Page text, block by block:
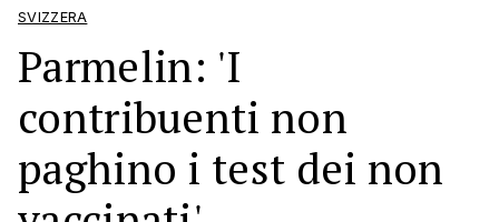
SVIZZERA
Parmelin: 'I
contribuenti non
paghino i test dei non